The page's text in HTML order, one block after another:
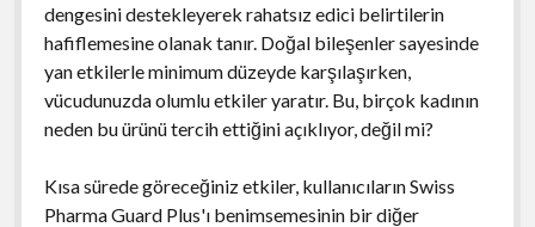
dengesini destekleyerek rahatsız edici belirtilerin
hafiflemesine olanak tanır. Doğal bileşenler sayesinde
yan etkilerle minimum düzeyde karşılaşırken,
vücudunuzda olumlu etkiler yaratır. Bu, birçok kadının
neden bu ürünü tercih ettiğini açıklıyor, değil mi?
Kısa sürede göreceğiniz etkiler, kullanıcıların Swiss
Pharma Guard Plus'ı benimsemesinin bir diğer